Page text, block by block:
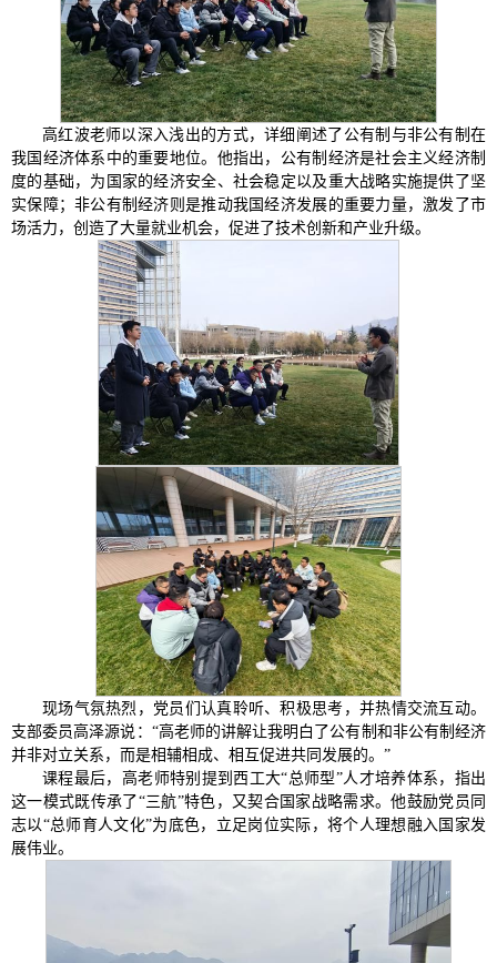
高红波老师以深入浅出的方式，详细阐述了公有制与非公有制在
我国经济体系中的重要地位。他指出，公有制经济是社会主义经济制
度的基础，为国家的经济安全、社会稳定以及重大战略实施提供了坚
实保障；非公有制经济则是推动我国经济发展的重要力量，激发了市
场活力，创造了大量就业机会，促进了技术创新和产业升级。
现场气氛热烈，党员们认真聆听、积极思考，并热情交流互动。
支部委员高泽源说：“高老师的讲解让我明白了公有制和非公有制经济
并非对立关系，而是相辅相成、相互促进共同发展的。”
课程最后，高老师特别提到西工大“总师型”人才培养体系，指出
这一模式既传承了“三航”特色，又契合国家战略需求。他鼓励党员同
志以“总师育人文化”为底色，立足岗位实际，将个人理想融入国家发
展伟业。